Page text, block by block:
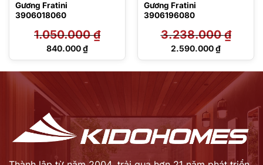
Gương Fratini
3906018060
1.050.000₫
Giá
840.000₫
Giá
Gương Fratini
3906196080
3.238.000₫
Giá
3.238.000 ₫.
2.590.000₫
Giá
2.590.000 ₫.